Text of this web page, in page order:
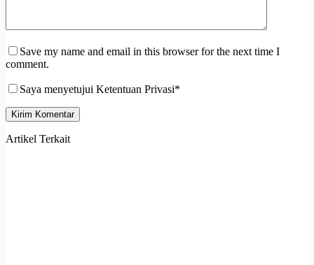
Save my name and email in this browser for the next time I
comment.
Saya menyetujui Ketentuan Privasi*
Kirim Komentar
Artikel Terkait